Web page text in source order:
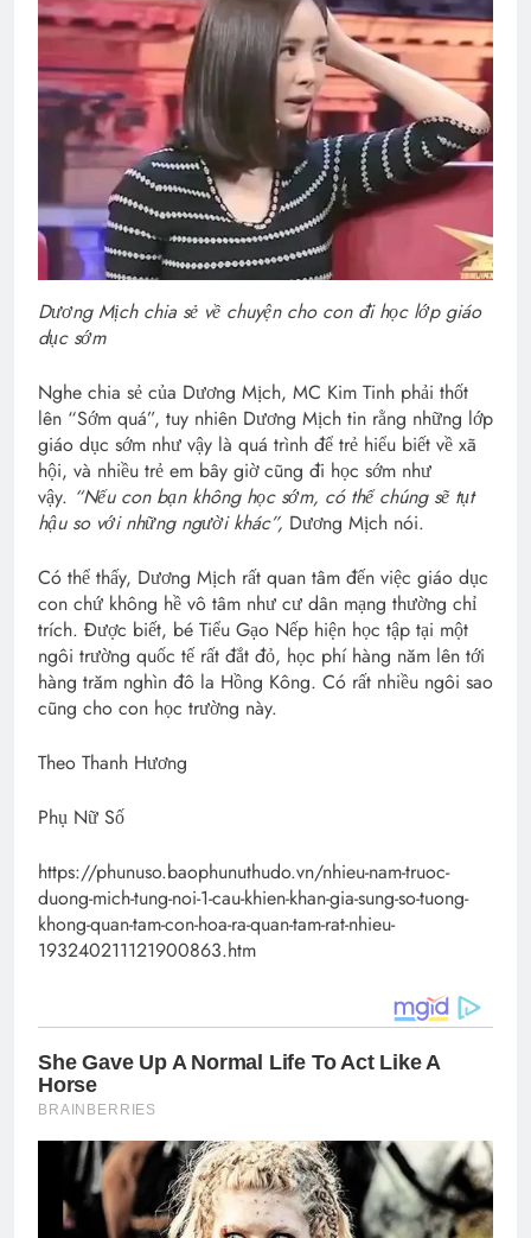
Dương Mịch chia sẻ về chuyện cho con đi học lớp giáo
dục sớm
Nghe chia sẻ của Dương Mịch, MC Kim Tinh phải thốt
lên “Sớm quá”, tuy nhiên Dương Mịch tin rằng những lớp
giáo dục sớm như vậy là quá trình để trẻ hiểu biết về xã
hội, và nhiều trẻ em bây giờ cũng đi học sớm như
vậy. “Nếu con bạn không học sớm, có thể chúng sẽ tụt
hậu so với những người khác”, Dương Mịch nói.
Có thể thấy, Dương Mịch rất quan tâm đến việc giáo dục
con chứ không hề vô tâm như cư dân mạng thường chỉ
trích. Được biết, bé Tiểu Gạo Nếp hiện học tập tại một
ngôi trường quốc tế rất đắt đỏ, học phí hàng năm lên tới
hàng trăm nghìn đô la Hồng Kông. Có rất nhiều ngôi sao
cũng cho con học trường này.
Theo Thanh Hương
Phụ Nữ Số
https://phunuso.baophunuthudo.vn/nhieu-nam-truoc-
duong-mich-tung-noi-1-cau-khien-khan-gia-sung-so-tuong-
khong-quan-tam-con-hoa-ra-quan-tam-rat-nhieu-
193240211121900863.htm